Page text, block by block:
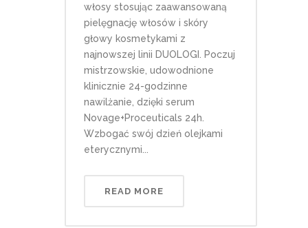
włosy stosując zaawansowaną
pielęgnację włosów i skóry
głowy kosmetykami z
najnowszej linii DUOLOGI. Poczuj
mistrzowskie, udowodnione
klinicznie 24-godzinne
nawilżanie, dzięki serum
Novage+Proceuticals 24h.
Wzbogać swój dzień olejkami
eterycznymi...
READ MORE